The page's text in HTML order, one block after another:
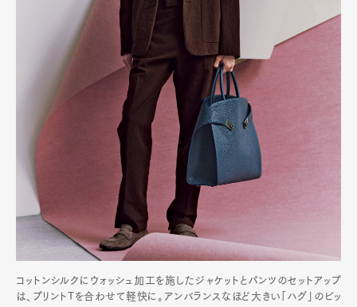
コットンシルクにウォッシュ加工を施したジャケットとパンツのセットアップ
は、プリントTを合わせて軽快に。アンバランスなほど大きい「ハグ」のビッ